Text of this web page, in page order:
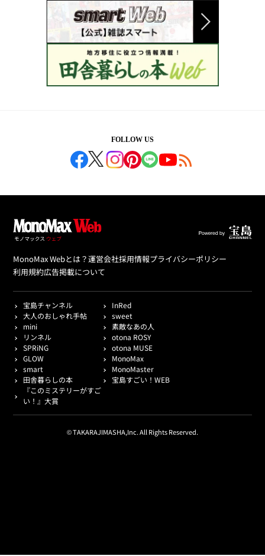
FOLLOW US
MonoMax Webとは？運営会社採用情報プライバシーポリシー
利用規約広告掲載について
宝島チャンネル
InRed
大人のおしゃれ手帖
sweet
mini
素敵なあの人
リンネル
otona ROSY
SPRiNG
otona MUSE
GLOW
MonoMax
smart
MonoMaster
田舎暮らしの本
宝島すごい！WEB
『このミステリーがすご
い！』大賞
© TAKARAJIMASHA,Inc. All Rights Reserved.